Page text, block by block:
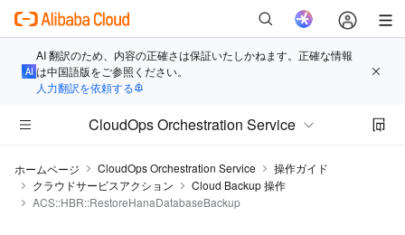
AI 翻訳のため、内容の正確さは保証いたしかねます。正確な情報
は中国語版をご参照ください。
人力翻訳を依頼する
CloudOps Orchestration Service
ホームページ CloudOps Orchestration Service
操作ガイド
クラウドサービスアクション
Cloud Backup 操作
ACS::HBR::RestoreHanaDatabaseBackup